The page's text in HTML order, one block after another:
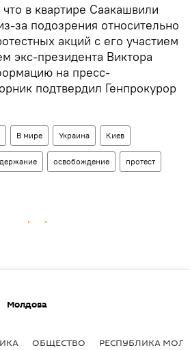
в квартире Саакашвили
за подозрения относительно
акций с его участием
экс-президента Виктора
на пресс-
подтвердил Генпрокурор
В мире Украина Киев
освобождение протест
Молдова
ОБЩЕСТВО РЕСПУБЛИКА